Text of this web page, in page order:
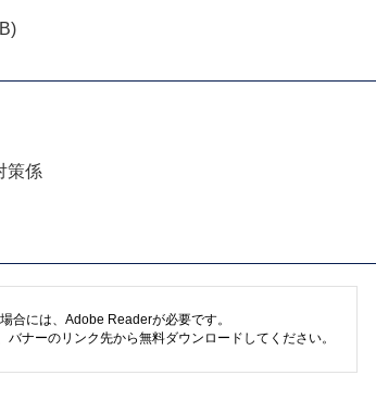
策係
合には、Adobe Readerが必要です。
ナーのリンク先から無料ダウンロードしてください。